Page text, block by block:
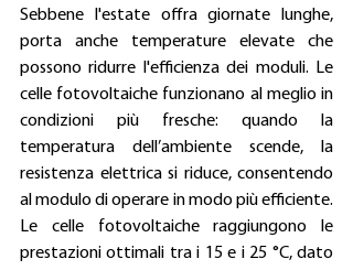
Sebbene l'estate offra giornate lunghe,
porta anche temperature elevate che
possono ridurre l'efficienza dei moduli. Le
celle fotovoltaiche funzionano al meglio in
condizioni più fresche: quando la
temperatura dell’ambiente scende, la
resistenza elettrica si riduce, consentendo
al modulo di operare in modo più efficiente.
Le celle fotovoltaiche raggiungono le
prestazioni ottimali tra i 15 e i 25 °C, dato